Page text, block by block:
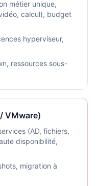
métier unique,
calcul), budget
hyperviseur,
ressources sous-
VMware)
(AD, fichiers,
disponibilité,
migration à